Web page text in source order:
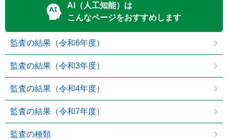
AI（人工知能）は
こんなページをおすすめします
監査の結果（令和6年度）
監査の結果（令和3年度）
監査の結果（令和4年度）
監査の結果（令和7年度）
監査の種類